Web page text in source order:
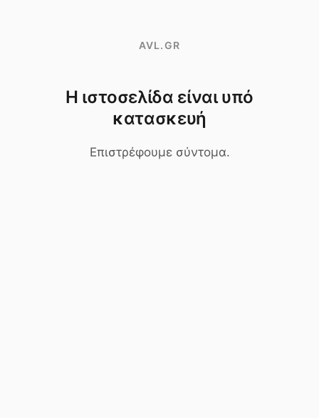
AVL.GR
Η ιστοσελίδα είναι υπό
κατασκευή
Επιστρέφουμε σύντομα.